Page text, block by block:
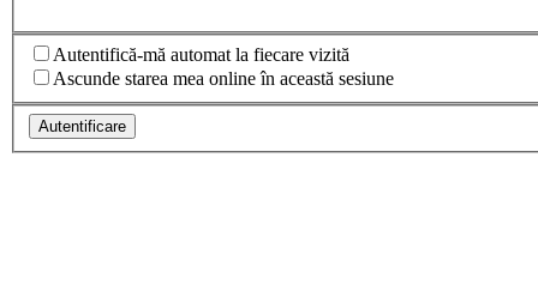
Autentifică-mă automat la fiecare vizită
Ascunde starea mea online în această sesiune